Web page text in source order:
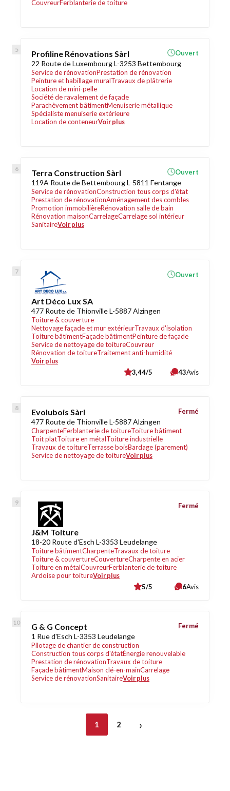
CouvreurFerblanterie de toiture
Profiline Rénovations Sàrl
22 Route de Luxembourg L-3253 Bettembourg
Service de rénovationPrestation de rénovation
Peinture et habillage muralTravaux de plâtrerie
Location de mini-pelle
Société de ravalement de façade
Parachèvement bâtimentMenuiserie métallique
Spécialiste menuiserie extérieure
Location de conteneurVoir plus
Ouvert
Terra Construction Sàrl
119A Route de Bettembourg L-5811 Fentange
Service de rénovationConstruction tous corps d'état
Prestation de rénovationAménagement des combles
Promotion immobilièreRénovation salle de bain
Rénovation maisonCarrelageCarrelage sol intérieur
SanitaireVoir plus
Ouvert
Art Déco Lux SA
477 Route de Thionville L-5887 Alzingen
Toiture & couverture
Nettoyage façade et mur extérieurTravaux d'isolation
Toiture bâtimentFaçade bâtimentPeinture de façade
Service de nettoyage de toitureCouvreur
Rénovation de toitureTraitement anti-humidité
Voir plus
Ouvert
3,44/5 43Avis
Evolubois Sàrl
477 Route de Thionville L-5887 Alzingen
CharpenteFerblanterie de toitureToiture bâtiment
Toit platToiture en métalToiture industrielle
Travaux de toitureTerrasse boisBardage (parement)
Service de nettoyage de toitureVoir plus
Fermé
J&M Toiture
18-20 Route d'Esch L-3353 Leudelange
Toiture bâtimentCharpenteTravaux de toiture
Toiture & couvertureCouvertureCharpente en acier
Toiture en métalCouvreurFerblanterie de toiture
Ardoise pour toitureVoir plus
Fermé
5/5 6Avis
G & G Concept
1 Rue d'Esch L-3353 Leudelange
Pilotage de chantier de construction
Construction tous corps d'étatÉnergie renouvelable
Prestation de rénovationTravaux de toiture
Façade bâtimentMaison clé-en-mainCarrelage
Service de rénovationSanitaireVoir plus
Fermé
1 2 ›